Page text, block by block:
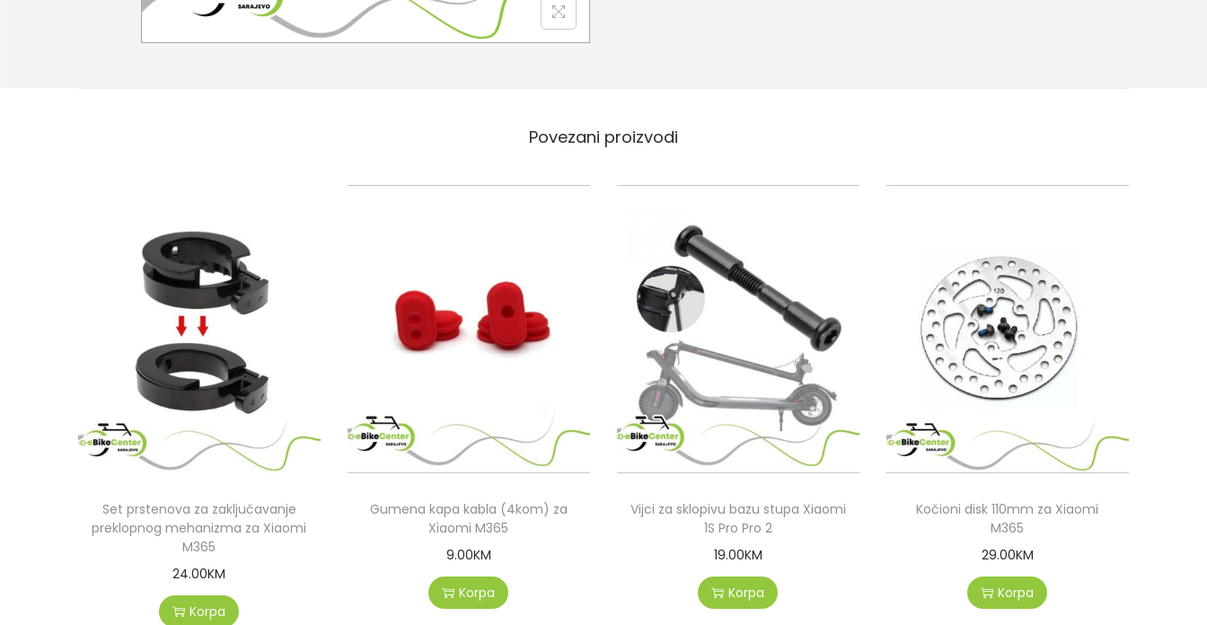
Povezani proizvodi
Set prstenova za zaključavanje
preklopnog mehanizma za Xiaomi
M365
24.00KM
Korpa
Gumena kapa kabla (4kom) za
Xiaomi M365
9.00KM
Korpa
Vijci za sklopivu bazu stupa Xiaomi
1S Pro Pro 2
19.00KM
Korpa
Kočioni disk 110mm za Xiaomi
M365
29.00KM
Korpa